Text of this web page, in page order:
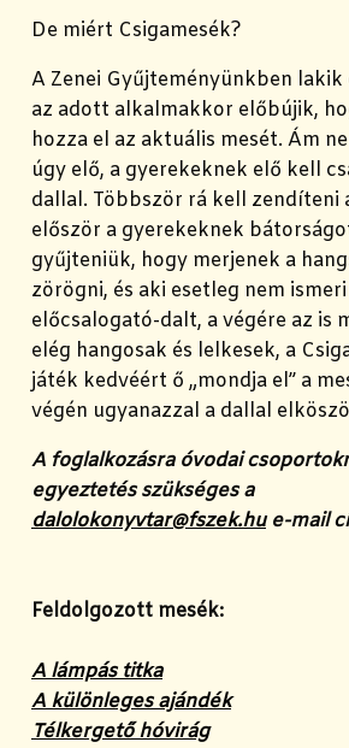
De miért Csigamesék?
A Zenei Gyűjteményünkben lakik
az adott alkalmakkor előbújik,
hozza el az aktuális mesét. Ám
úgy elő, a gyerekeknek elő kell
dallal. Többször rá kell zendíteni
először a gyerekeknek
gyűjteniük, hogy merjenek a
zörögni, és aki esetleg nem ismeri
előcsalogató-dalt, a végére az is
elég hangosak és lelkesek, a
játék kedvéért ő „mondja el” a
végén ugyanazzal a dallal
A foglalkozásra óvodai
egyeztetés szükséges a
dalolokonyvtar@fszek.hue-mail
Feldolgozott mesék:
A lámpás titka
A különleges ajándék
Télkergető hóvirág